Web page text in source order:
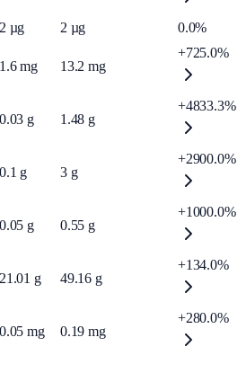
2 µg 2 µg 0.0%
1.6 mg 13.2 mg
+725.0%
0.03 g 1.48 g
+4833.3%
0.1 g 3 g
+2900.0%
0.05 g 0.55 g
+1000.0%
21.01 g 49.16 g
+134.0%
0.05 mg 0.19 mg
+280.0%